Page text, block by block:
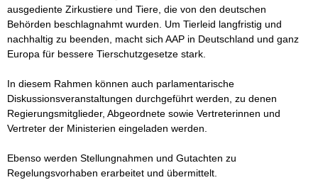
ausgediente Zirkustiere und Tiere, die von den deutschen
Behörden beschlagnahmt wurden. Um Tierleid langfristig und
nachhaltig zu beenden, macht sich AAP in Deutschland und ganz
Europa für bessere Tierschutzgesetze stark.
In diesem Rahmen können auch parlamentarische
Diskussionsveranstaltungen durchgeführt werden, zu denen
Regierungsmitglieder, Abgeordnete sowie Vertreterinnen und
Vertreter der Ministerien eingeladen werden.
Ebenso werden Stellungnahmen und Gutachten zu
Regelungsvorhaben erarbeitet und übermittelt.